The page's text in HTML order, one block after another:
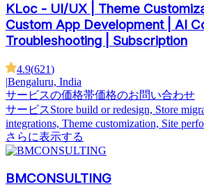
KLoc - UI/UX | Theme
Custom App Development | AI
Troubleshooting | Subscription
4.9(621)
|Bengaluru, India
サービスの価格帯価格のお問い合わせ
サービスStore build or redesign, Store
integrations, Theme customization, Site
さらに表示する
BMCONSULTING